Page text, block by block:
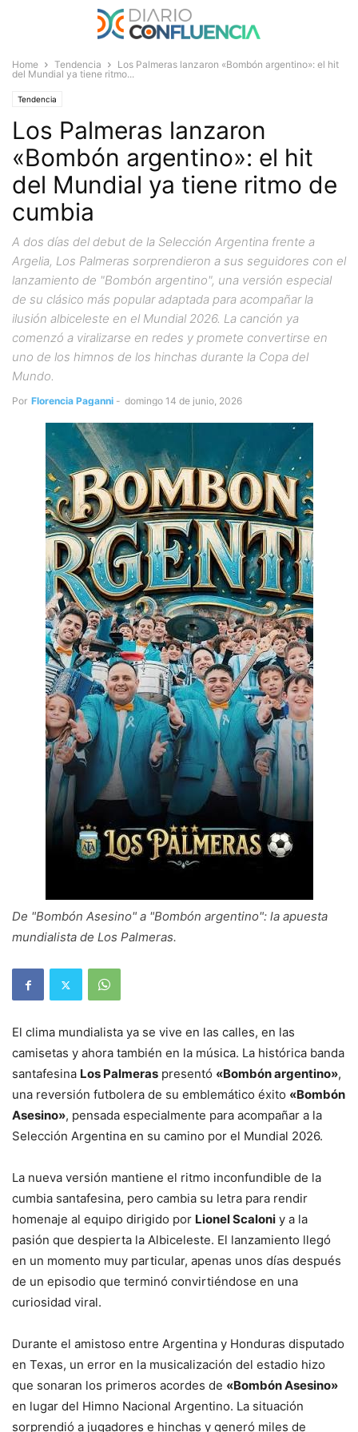
Home Tendencia
Los Palmeras lanzaron «Bombón argentino»: el hit
del Mundial ya tiene ritmo...
Tendencia
Los Palmeras lanzaron
«Bombón argentino»: el hit
del Mundial ya tiene ritmo de
cumbia
A dos días del debut de la Selección Argentina frente a
Argelia, Los Palmeras sorprendieron a sus seguidores con el
lanzamiento de "Bombón argentino", una versión especial
de su clásico más popular adaptada para acompañar la
ilusión albiceleste en el Mundial 2026. La canción ya
comenzó a viralizarse en redes y promete convertirse en
uno de los himnos de los hinchas durante la Copa del
Mundo.
Por Florencia Paganni - domingo 14 de junio, 2026
De "Bombón Asesino" a "Bombón argentino": la apuesta
mundialista de Los Palmeras.
El clima mundialista ya se vive en las calles, en las
camisetas y ahora también en la música. La histórica banda
santafesina Los Palmeras presentó «Bombón argentino»,
una reversión futbolera de su emblemático éxito «Bombón
Asesino», pensada especialmente para acompañar a la
Selección Argentina en su camino por el Mundial 2026.
La nueva versión mantiene el ritmo inconfundible de la
cumbia santafesina, pero cambia su letra para rendir
homenaje al equipo dirigido por Lionel Scaloni y a la
pasión que despierta la Albiceleste. El lanzamiento llegó
en un momento muy particular, apenas unos días después
de un episodio que terminó convirtiéndose en una
curiosidad viral.
Durante el amistoso entre Argentina y Honduras disputado
en Texas, un error en la musicalización del estadio hizo
que sonaran los primeros acordes de «Bombón Asesino»
en lugar del Himno Nacional Argentino. La situación
sorprendió a jugadores e hinchas y generó miles de